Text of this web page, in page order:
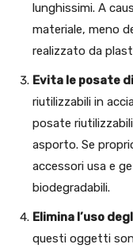
lunghissimi. A
materiale, meno
realizzato da
Evita le posate
riutilizzabili in
posate
asporto. Se
accessori usa e
biodegradabili.
Elimina l’uso
questi oggetti